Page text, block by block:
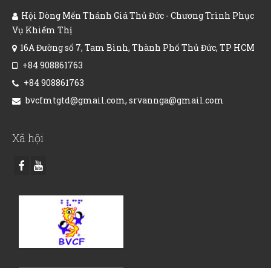
Hội Dòng Mến Thánh Giá Thủ Đức - Chương Trình Phục
Vụ Khiếm Thị
16A Đường số 7, Tam Bình, Thành Phố Thủ Đức, TP HCM
+84 908861763
+84 908861763
bvcfmtgtd@gmail.com, srvannga@gmail.com
Xã hội